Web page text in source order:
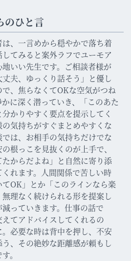
のひと言
、一言めから穏やかで落ち着
てみると案外ラフでユーモア
いい先生です。ご相談者様が
夫、ゆっくり話そう」と優し
で、焦らなくてOKな空気がつね
に深く潜っていき、「このあた
かりやすく要点を提示してく
気持ちがすぐまとめやすくな
は、お相手の気持ちだけでな
根っこを見抜くのが上手で、
たからだよね」と自然に寄り添
れます。人間関係で苦しい時
OK」とか「このラインなら楽
理なく続けられる形を提案し
っていきます。仕事の話で
てアドバイスしてくれるの
必要な時は背中を押し、不安
、その絶妙な距離感が頼もし
。